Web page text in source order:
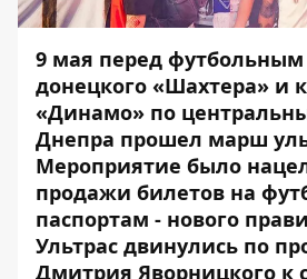
9 мая перед
донецкого «Шахтера» и
«Динамо» по
Днепра прошел марш
Мероприятие было
продажи билетов на
паспортам - нового
Ультрас двинулись по
Дмитрия Яворницкого к